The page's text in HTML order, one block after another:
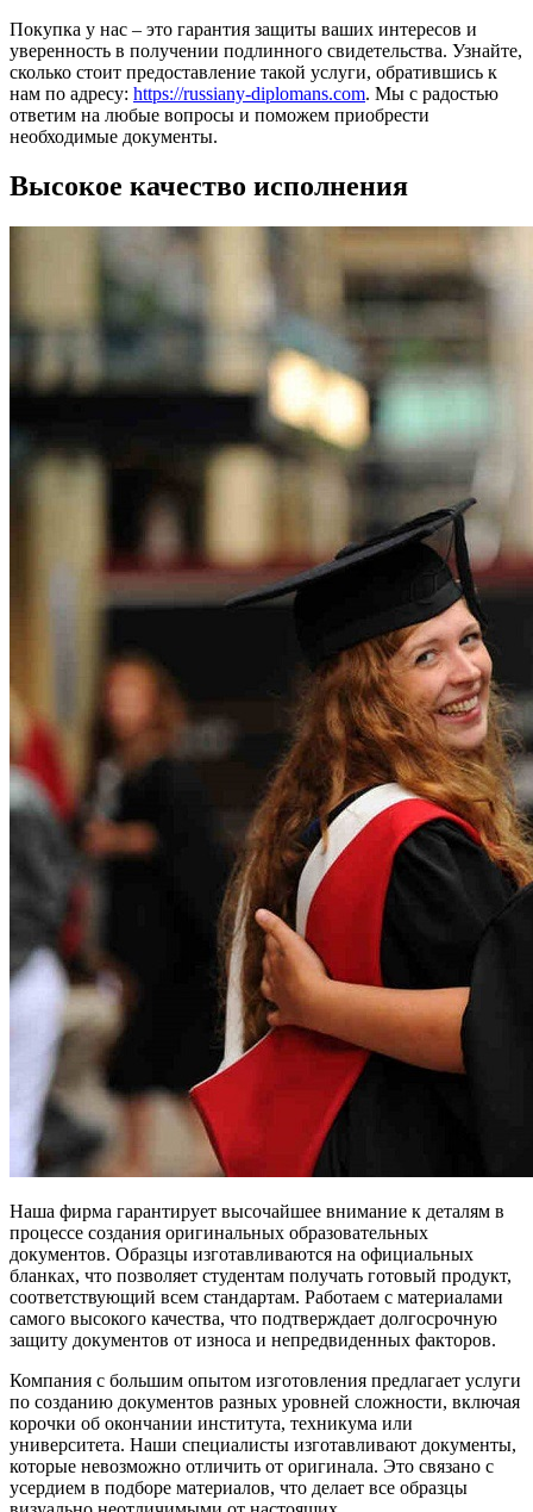
Покупка у нас – это гарантия защиты ваших интересов и
уверенность в получении подлинного свидетельства. Узнайте,
сколько стоит предоставление такой услуги, обратившись к
нам по адресу: https://russiany-diplomans.com. Мы с радостью
ответим на любые вопросы и поможем приобрести
необходимые документы.
Высокое качество исполнения
Наша фирма гарантирует высочайшее внимание к деталям в
процессе создания оригинальных образовательных
документов. Образцы изготавливаются на официальных
бланках, что позволяет студентам получать готовый продукт,
соответствующий всем стандартам. Работаем с материалами
самого высокого качества, что подтверждает долгосрочную
защиту документов от износа и непредвиденных факторов.
Компания с большим опытом изготовления предлагает услуги
по созданию документов разных уровней сложности, включая
корочки об окончании института, техникума или
университета. Наши специалисты изготавливают документы,
которые невозможно отличить от оригинала. Это связано с
усердием в подборе материалов, что делает все образцы